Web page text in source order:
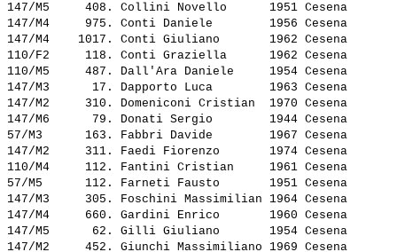
147/M5     408. Collini Novello
1951 Cesena
147/M4     975. Conti Daniele
1956 Cesena
147/M4    1017. Conti Giuliano
1962 Cesena
110/F2     118. Conti Graziella
1962 Cesena
110/M5     487. Dall'Ara Daniele
1954 Cesena
147/M3      17. Dapporto Luca
1963 Cesena
147/M2     310. Domeniconi Cristian
1970 Cesena
147/M6      79. Donati Sergio
1944 Cesena
57/M3      163. Fabbri Davide
1967 Cesena
147/M2     311. Faedi Fiorenzo
1974 Cesena
110/M4     112. Fantini Cristian
1961 Cesena
57/M5      112. Farneti Fausto
1951 Cesena
147/M3     305. Foschini Massimilian 1964 Cesena
147/M4     660. Gardini Enrico
1960 Cesena
147/M5      62. Gilli Giuliano
1954 Cesena
147/M2     452. Giunchi Massimiliano 1969 Cesena